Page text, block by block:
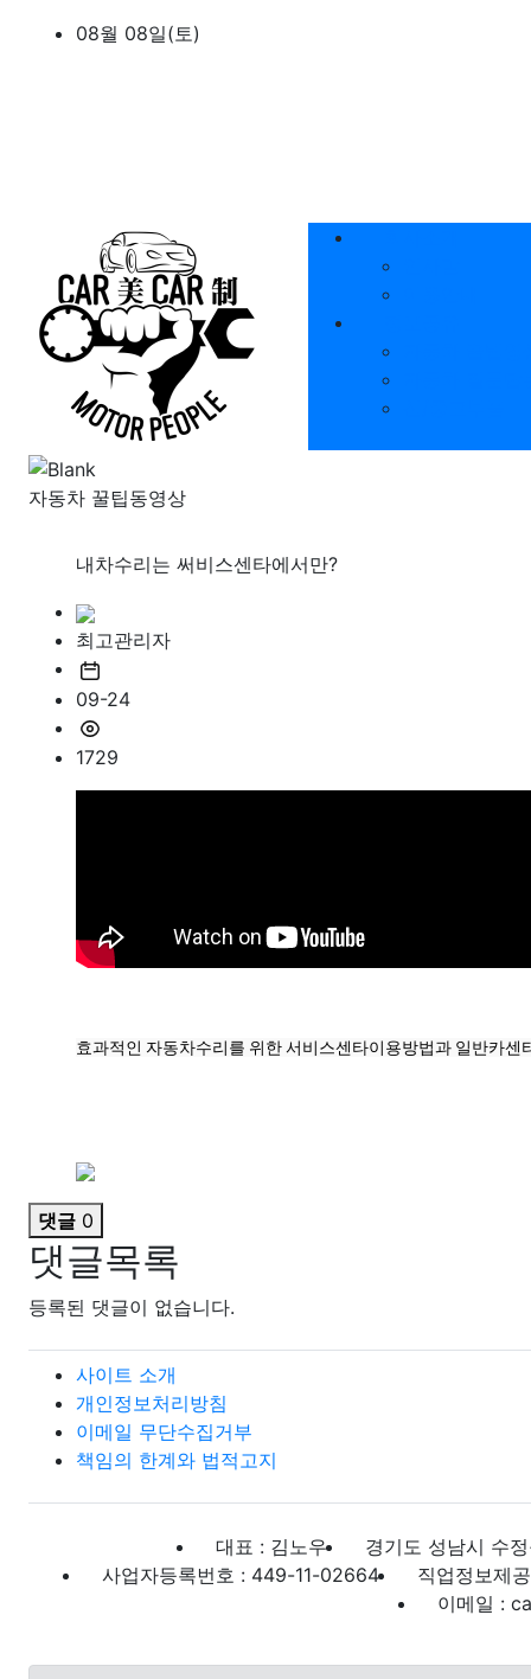
상단 네비08월 08일(토)
메인 메뉴
자동차 꿀팁동영상
내차수리는 써비스센타에서만?
최고관리자
09-24
1729
효과적인 자동차수리를 위한 서비스센타이용방법과 일반카센
댓글 0
댓글목록
등록된 댓글이 없습니다.
사이트 소개
개인정보처리방침
이메일 무단수집거부
책임의 한계와 법적고지
대표 : 김노우
경기도 성남시 수
사업자등록번호 : 449-11-02664
직업정보제
이메일 :